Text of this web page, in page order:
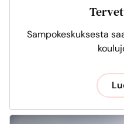
Sampokeskuksesta